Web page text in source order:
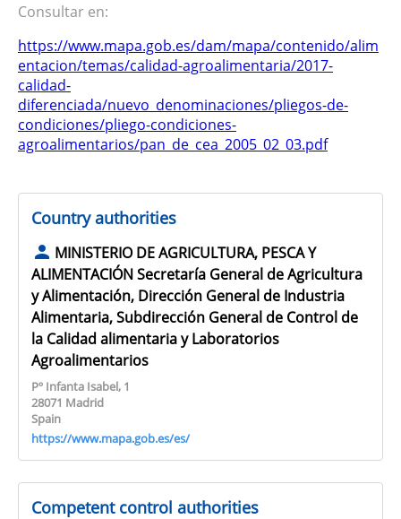
Consultar en:
https://www.mapa.gob.es/dam/mapa/contenido/alim
entacion/temas/calidad-agroalimentaria/2017-
calidad-
diferenciada/nuevo_denominaciones/pliegos-de-
condiciones/pliego-condiciones-
agroalimentarios/pan_de_cea_2005_02_03.pdf
Country authorities
MINISTERIO DE AGRICULTURA, PESCA Y
ALIMENTACIÓN Secretaría General de Agricultura
y Alimentación, Dirección General de Industria
Alimentaria, Subdirección General de Control de
la Calidad alimentaria y Laboratorios
Agroalimentarios
Pº Infanta Isabel, 1
28071 Madrid
Spain
https://www.mapa.gob.es/es/
Competent control authorities